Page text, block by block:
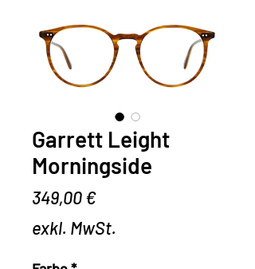
Garrett Leight
Morningside
349,00 €Preis
exkl. MwSt.